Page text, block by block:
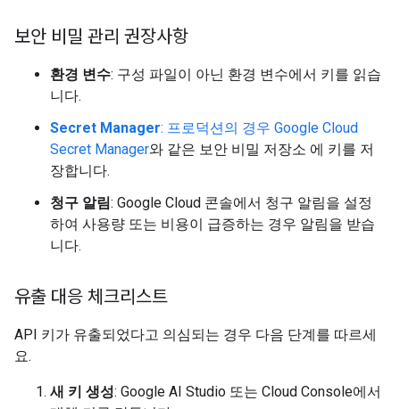
보안 비밀 관리 권장사항
환경 변수: 구성 파일이 아닌 환경 변수에서 키를 읽습
니다.
Secret Manager: 프로덕션의 경우 Google Cloud
Secret Manager와 같은 보안 비밀 저장소 에 키를 저
장합니다.
청구 알림: Google Cloud 콘솔에서 청구 알림을 설정
하여 사용량 또는 비용이 급증하는 경우 알림을 받습
니다.
유출 대응 체크리스트
API 키가 유출되었다고 의심되는 경우 다음 단계를 따르세
요.
새 키 생성: Google AI Studio 또는 Cloud Console에서